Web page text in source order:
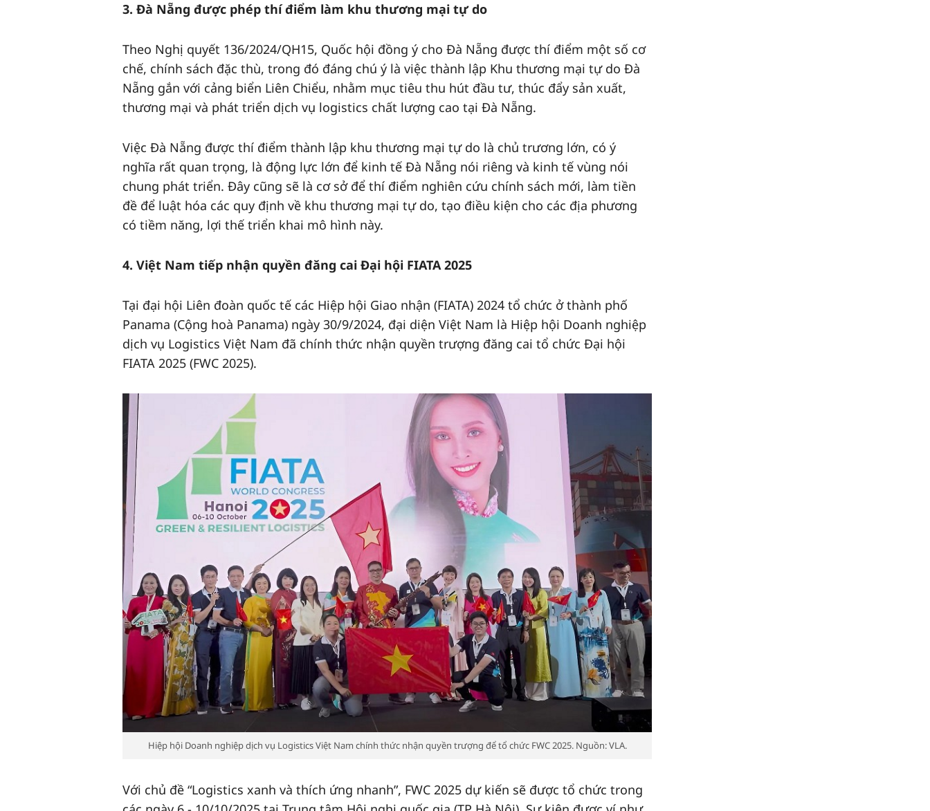
3. Đà Nẵng được phép thí điểm làm khu thương mại tự do
Theo Nghị quyết 136/2024/QH15, Quốc hội đồng ý cho Đà Nẵng được thí điểm một số cơ
chế, chính sách đặc thù, trong đó đáng chú ý là việc thành lập Khu thương mại tự do Đà
Nẵng gắn với cảng biển Liên Chiểu, nhằm mục tiêu thu hút đầu tư, thúc đẩy sản xuất,
thương mại và phát triển dịch vụ logistics chất lượng cao tại Đà Nẵng.
Việc Đà Nẵng được thí điểm thành lập khu thương mại tự do là chủ trương lớn, có ý
nghĩa rất quan trọng, là động lực lớn để kinh tế Đà Nẵng nói riêng và kinh tế vùng nói
chung phát triển. Đây cũng sẽ là cơ sở để thí điểm nghiên cứu chính sách mới, làm tiền
đề để luật hóa các quy định về khu thương mại tự do, tạo điều kiện cho các địa phương
có tiềm năng, lợi thế triển khai mô hình này.
4. Việt Nam tiếp nhận quyền đăng cai Đại hội FIATA 2025
Tại đại hội Liên đoàn quốc tế các Hiệp hội Giao nhận (FIATA) 2024 tổ chức ở thành phố
Panama (Cộng hoà Panama) ngày 30/9/2024, đại diện Việt Nam là Hiệp hội Doanh nghiệp
dịch vụ Logistics Việt Nam đã chính thức nhận quyền trượng đăng cai tổ chức Đại hội
FIATA 2025 (FWC 2025).
Hiệp hội Doanh nghiệp dịch vụ Logistics Việt Nam chính thức nhận quyền trượng để tổ chức FWC 2025. Nguồn: VLA.
Với chủ đề “Logistics xanh và thích ứng nhanh”, FWC 2025 dự kiến sẽ được tổ chức trong